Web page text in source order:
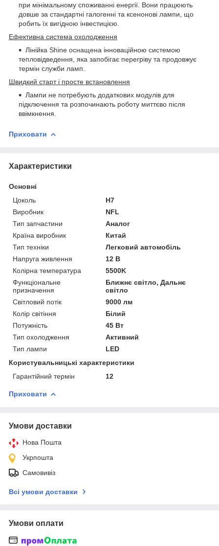
при мінімальному споживанні енергії. Вони працюють
довше за стандартні галогенні та ксенонові лампи, що
робить їх вигідною інвестицією.
Ефективна система охолодження
Лінійка Shine оснащена інноваційною системою
тепловідведення, яка запобігає перегріву та продовжує
термін служби ламп.
Швидкий старт і просте встановлення
Лампи не потребують додаткових модулів для
підключення та розпочинають роботу миттєво після
ввімкнення.
Приховати
Характеристики
Основні
Цоколь
H7
Виробник
NFL
Тип запчастини
Аналог
Країна виробник
Китай
Тип техніки
Легковий автомобіль
Напруга живлення
12 В
Колірна температура
5500K
Функціональне
призначення
Ближнє світло, Дальнє
світло
Світловий потік
9000 лм
Колір світіння
Білий
Потужність
45 Вт
Тип охолодження
Активний
Тип лампи
LED
Користувальницькі характеристики
Гарантійний термін
12
Приховати
Умови доставки
Нова Пошта
Укрпошта
Самовивіз
Всі умови доставки
Умови оплати